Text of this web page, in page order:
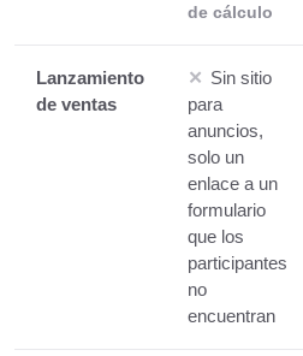
de cálculo
Lanzamiento
de ventas
✕ Sin sitio
para
anuncios,
solo un
enlace a un
formulario
que los
participantes
no
encuentran